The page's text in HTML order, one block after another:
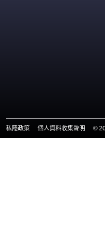
出現波動，多地發出規
私隱政策 個人資料收集聲明 ©